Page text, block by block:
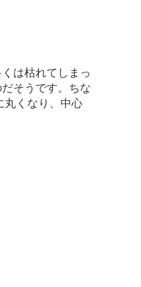
は枯れてしまっ
そうです。ちな
丸くなり、中心